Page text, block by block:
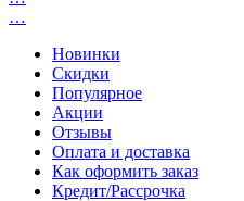
…
Новинки
Скидки
Популярное
Акции
Отзывы
Оплата и доставка
Как оформить заказ
Кредит/Рассрочка